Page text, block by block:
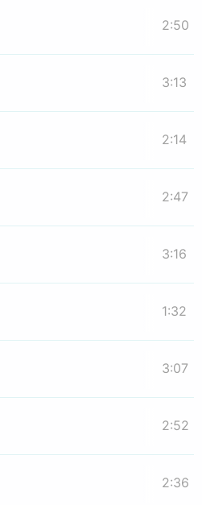
2:50
3:13
2:14
2:47
3:16
1:32
3:07
2:52
2:36